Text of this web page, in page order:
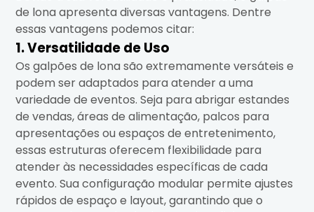
de lona apresenta diversas vantagens. Dentre
essas vantagens podemos citar:
1. Versatilidade de Uso
Os galpões de lona são extremamente versáteis e
podem ser adaptados para atender a uma
variedade de eventos. Seja para abrigar estandes
de vendas, áreas de alimentação, palcos para
apresentações ou espaços de entretenimento,
essas estruturas oferecem flexibilidade para
atender às necessidades específicas de cada
evento. Sua configuração modular permite ajustes
rápidos de espaço e layout, garantindo que o